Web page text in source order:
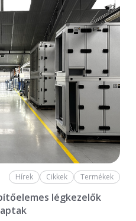
Hírek Cikkek Termékek
légkezelők